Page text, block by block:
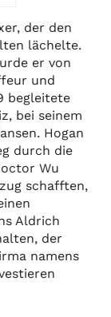
der den
lächelte.
er von
und
begleitete
bei seinem
Hogan
durch die
Wu
schafften,
Aldrich
der
namens